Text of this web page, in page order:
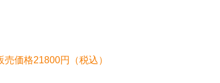
価格21800円（税込）